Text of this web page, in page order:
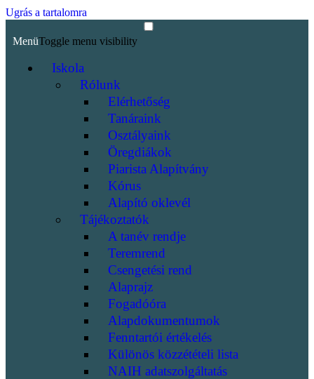
Ugrás a tartalomra
MenüToggle menu visibility
Iskola
Rólunk
Elérhetőség
Tanáraink
Osztályaink
Öregdiákok
Piarista Alapítvány
Kórus
Alapító oklevél
Tájékoztatók
A tanév rendje
Teremrend
Csengetési rend
Alaprajz
Fogadóóra
Alapdokumentumok
Fenntartói értékelés
Különös közzétételi lista
NAIH adatszolgáltatás